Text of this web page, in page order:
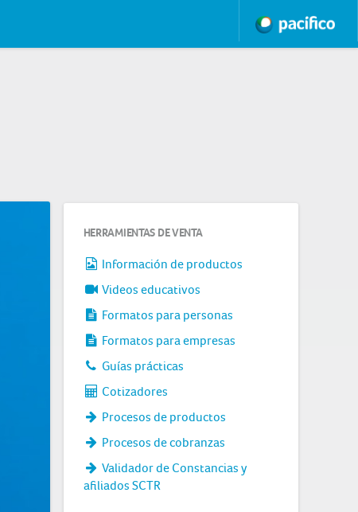
HERRAMIENTAS DE VENTA
Información de productos
Videos educativos
Formatos para personas
Formatos para empresas
Guías prácticas
Cotizadores
Procesos de productos
Procesos de cobranzas
Validador de Constancias y
afiliados SCTR